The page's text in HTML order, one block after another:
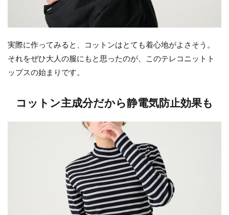
実際に作ってみると、コットンはとても着心地がよさそう。
それをぜひ大人の服にもと思ったのが、このテレコニットト
ップスの始まりです。
コットン主成分だから静電気防止効果も